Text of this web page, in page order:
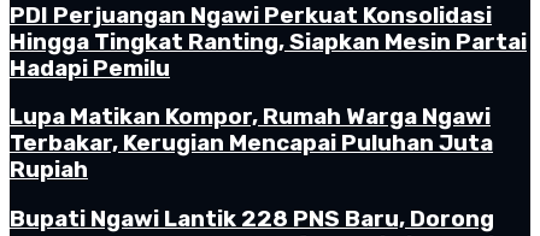
PDI Perjuangan Ngawi Perkuat Konsolidasi
Hingga Tingkat Ranting, Siapkan Mesin Partai
Hadapi Pemilu
Lupa Matikan Kompor, Rumah Warga Ngawi
Terbakar, Kerugian Mencapai Puluhan Juta
Rupiah
Bupati Ngawi Lantik 228 PNS Baru, Dorong